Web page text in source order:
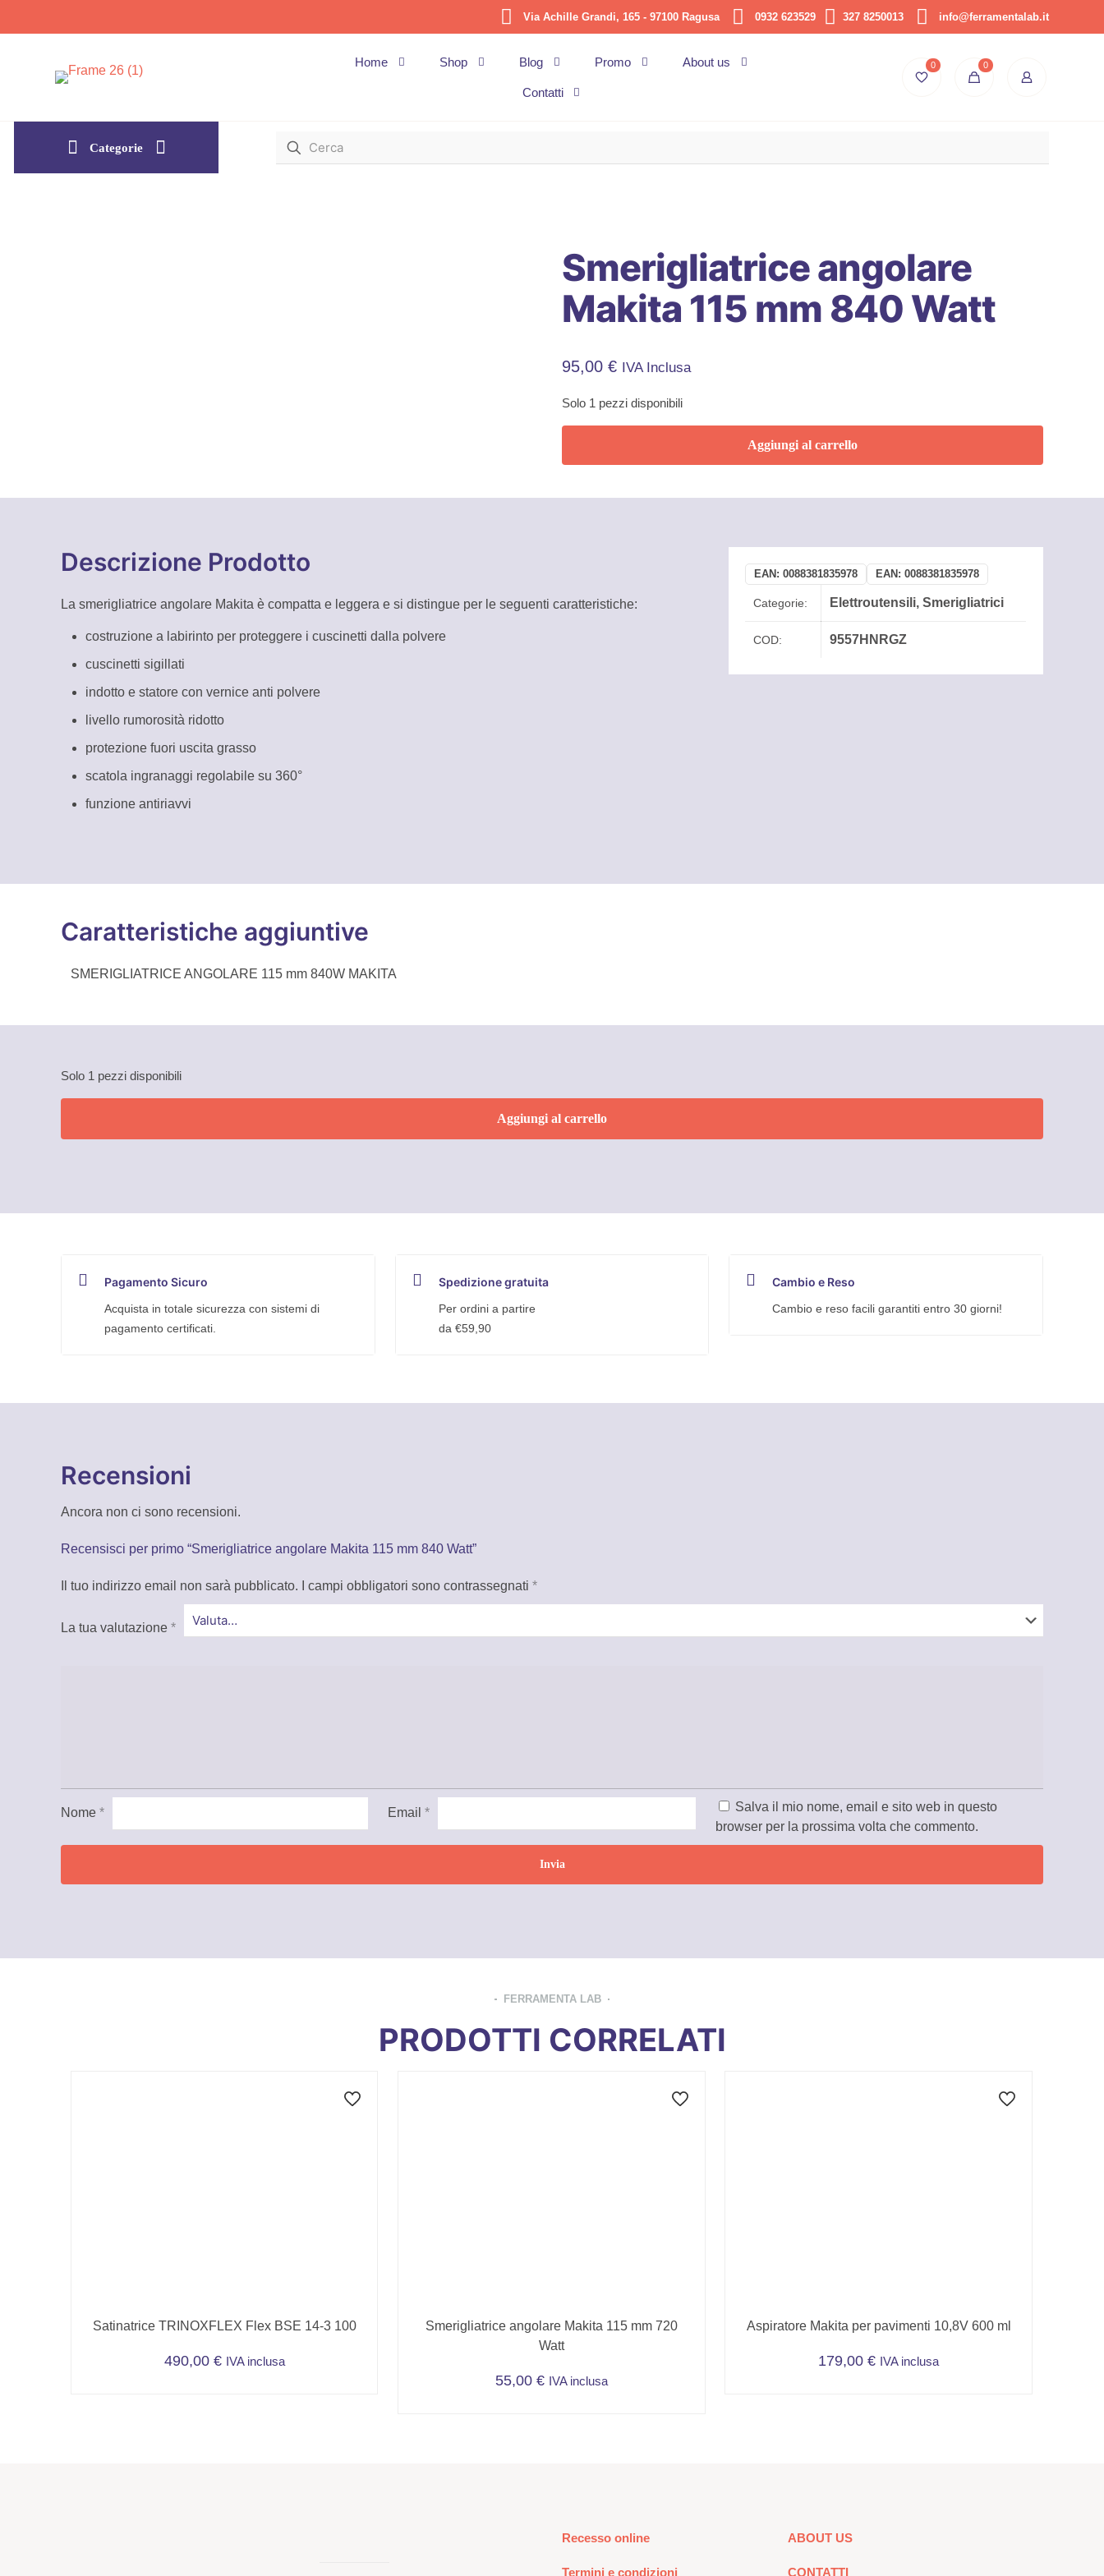
Via Achille Grandi, 165 - 97100 Ragusa 0932 623529 327 8250013 info@ferramentalab.it
Home Shop Blog Promo About us
Contatti
0 0
Categorie
Smerigliatrice angolare
Makita 115 mm 840 Watt
95,00 € IVA Inclusa
Solo 1 pezzi disponibili
Aggiungi al carrello
Descrizione Prodotto
La smerigliatrice angolare Makita è compatta e leggera e si distingue per le seguenti caratteristiche:
costruzione a labirinto per proteggere i cuscinetti dalla polvere
cuscinetti sigillati
indotto e statore con vernice anti polvere
livello rumorosità ridotto
protezione fuori uscita grasso
scatola ingranaggi regolabile su 360°
funzione antiriavvi
EAN:0088381835978 EAN:0088381835978
Categorie: Elettroutensili,Smerigliatrici
COD: 9557HNRGZ
Caratteristiche aggiuntive
SMERIGLIATRICE ANGOLARE 115 mm 840W MAKITA
Solo 1 pezzi disponibili
Aggiungi al carrello
Pagamento Sicuro
Acquista in totale sicurezza con sistemi di
pagamento certificati.
Spedizione gratuita
Per ordini a partire
da €59,90
Cambio e Reso
Cambio e reso facili garantiti entro 30 giorni!
Recensioni
Ancora non ci sono recensioni.
Recensisci per primo “Smerigliatrice angolare Makita 115 mm 840 Watt”
Il tuo indirizzo email non sarà pubblicato. I campi obbligatori sono contrassegnati *
La tua valutazione *
Nome * Email*
Salva il mio nome, email e sito web in questo
browser per la prossima volta che commento.
FERRAMENTA LAB
PRODOTTI CORRELATI
Satinatrice TRINOXFLEX Flex BSE 14-3 100
490,00 € IVA inclusa
Smerigliatrice angolare Makita 115 mm 720
Watt
55,00 € IVA inclusa
Aspiratore Makita per pavimenti 10,8V 600 ml
179,00€ IVA inclusa
Recesso online
Termini e condizioni
ABOUT US
CONTATTI